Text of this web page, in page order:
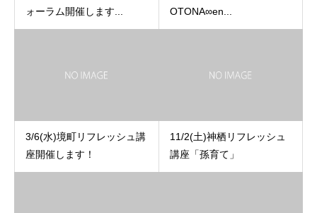
ォーラム開催します...
OTONA∞en...
3/6(水)境町リフレッシュ講
座開催します！
11/2(土)神栖リフレッシュ
講座「孫育て」